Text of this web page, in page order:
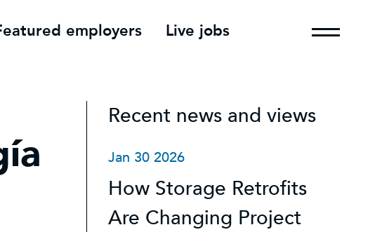
employers Live jobs
Recent news and views
Jan 30 2026
How Storage Retrofits
Are Changing Project